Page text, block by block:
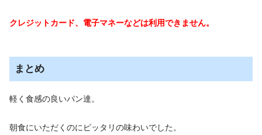
クレジットカード、電子マネーなどは利用できません。
まとめ
軽く食感の良いパン達。
朝食にいただくのにピッタリの味わいでした。